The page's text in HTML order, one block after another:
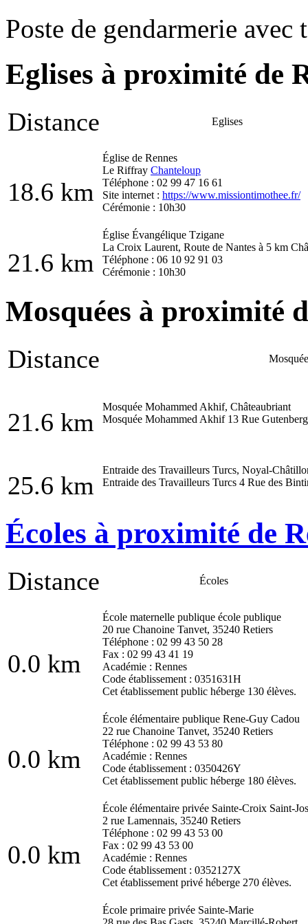
Poste de gendarmerie avec
Eglises à proximité de
Distance Eglises
18.6 km
Église de Rennes
Le Riffray Chanteloup
Téléphone : 02 99 47 16 61
Site internet : https://www.missiontimothee.fr/
Cérémonie : 10h30
21.6 km
Église Évangélique Tzigane
La Croix Laurent, Route de Nantes à 5 km
Téléphone : 06 10 92 91 03
Cérémonie : 10h30
Mosquées à proximité
Distance
21.6 km
Mosquée Mohammed Akhif, Châteaubriant
Mosquée Mohammed Akhif 13 Rue
25.6 km
Entraide des Travailleurs Turcs, Noyal-
Entraide des Travailleurs Turcs 4 Rue des
Écoles à proximité de
Distance Écoles
0.0 km
École maternelle publique école publique
20 rue Chanoine Tanvet, 35240 Retiers
Téléphone : 02 99 43 50 28
Fax : 02 99 43 41 19
Académie : Rennes
Code établissement : 0351631H
Cet établissement public héberge 130 élèves.
0.0 km
École élémentaire publique Rene-Guy Cadou
22 rue Chanoine Tanvet, 35240 Retiers
Téléphone : 02 99 43 53 80
Académie : Rennes
Code établissement : 0350426Y
Cet établissement public héberge 180 élèves.
0.0 km
École élémentaire privée Sainte-Croix Saint-
2 rue Lamennais, 35240 Retiers
Téléphone : 02 99 43 53 00
Fax : 02 99 43 53 00
Académie : Rennes
Code établissement : 0352127X
Cet établissement privé héberge 270 élèves.
École primaire privée Sainte-Marie